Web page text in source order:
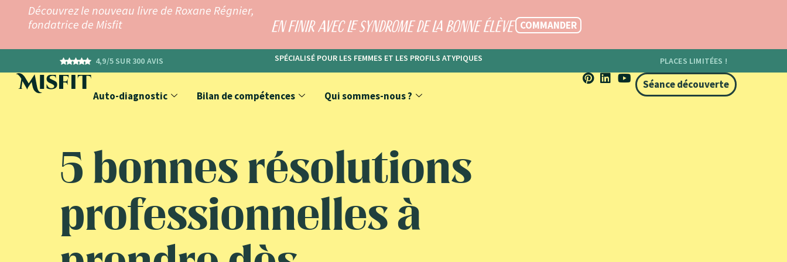
Découvrez le nouveau livre de Roxane Régnier,
fondatrice de Misfit
COMMANDER
4,9/5 SUR 300 AVIS SPÉCIALISÉ POUR LES FEMMES ET LES PROFILS ATYPIQUES PLACES LIMITÉES !
Auto-diagnostic Bilan de compétences Qui sommes-nous ?
Séance découverte
5 bonnes résolutions
professionnelles à